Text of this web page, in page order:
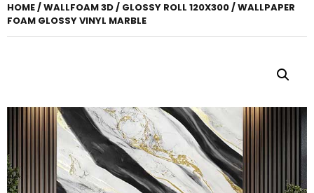
HOME/WALLFOAM 3D/ GLOSSY ROLL 120X300/ WALLPAPER
FOAM GLOSSY VINYL MARBLE